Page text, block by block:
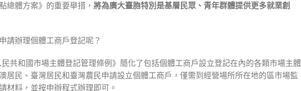
總體方案》的重要舉措， 將為廣大臺胞特別是基層民眾、青年群體提供更多就業創
請辦理個體工商戶登記呢？
共和國市場主體登記管理條例》簡化了包括個體工商戶設立登記在內的各類市場主體
居民、臺灣居民和臺灣農民申請設立個體工商戶，僅需到經營場所所在地的區市場監
材料，並按申辦程式辦理即可。